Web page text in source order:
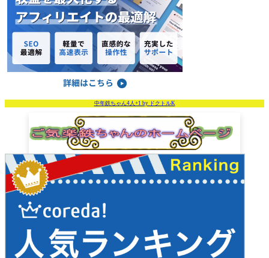
中年鉄ちゃん4人+1 by ドクトルK